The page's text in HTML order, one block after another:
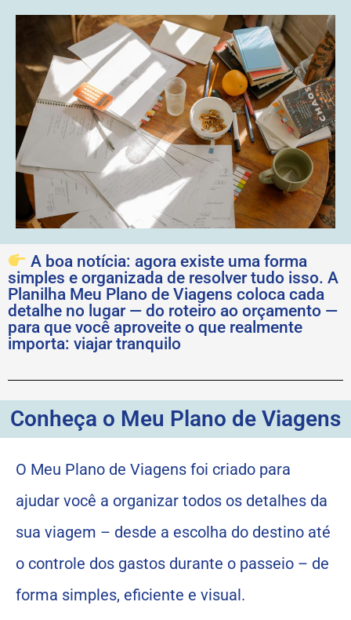
A boa notícia: agora existe uma forma
simples e organizada de resolver tudo isso. A
Planilha Meu Plano de Viagens coloca cada
detalhe no lugar — do roteiro ao orçamento —
para que você aproveite o que realmente
importa: viajar tranquilo
Conheça o Meu Plano de Viagens
O Meu Plano de Viagens foi criado para
ajudar você a organizar todos os detalhes da
sua viagem – desde a escolha do destino até
o controle dos gastos durante o passeio – de
forma simples, eficiente e visual.